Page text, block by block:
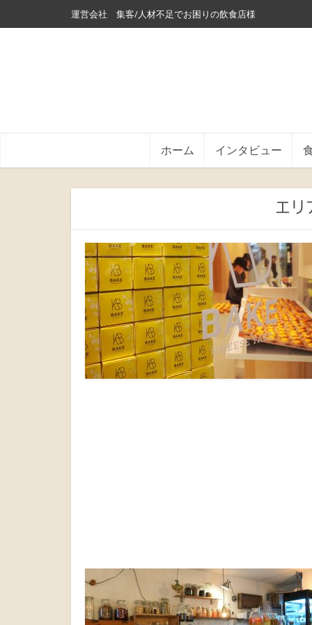
運営会社 集客/人材不足でお困りの飲食店様
ホーム インタビュー
エリ